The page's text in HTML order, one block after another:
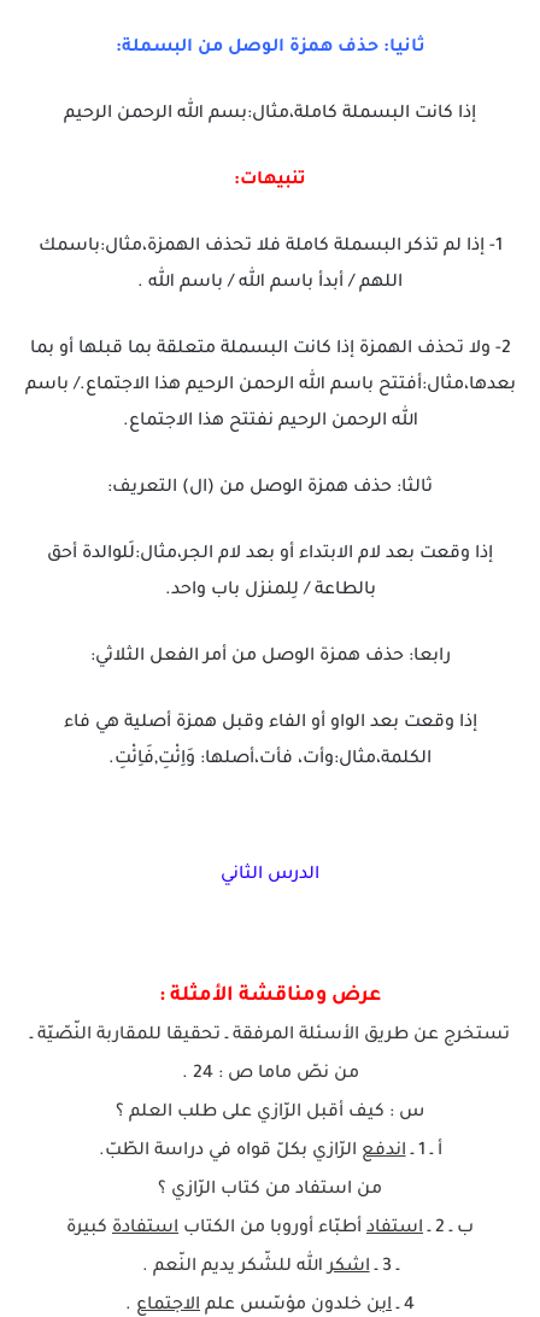
ثانيا: حذف همزة الوصل من البسملة:
إذا كانت البسملة كاملة،مثال:بسم الله الرحمن الرحيم
تنبيهات:
1- إذا لم تذكر البسملة كاملة فلا تحذف الهمزة،مثال:باسمك
اللهم / أبدأ باسم الله / باسم الله .
2- ولا تحذف الهمزة إذا كانت البسملة متعلقة بما قبلها أو بما
بعدها،مثال:أفتتح باسم الله الرحمن الرحيم هذا الاجتماع./ باسم
الله الرحمن الرحيم نفتتح هذا الاجتماع.
ثالثا: حذف همزة الوصل من (ال) التعريف:
إذا وقعت بعد لام الابتداء أو بعد لام الجر،مثال:لَلوالدة أحق
بالطاعة / لِلمنزل باب واحد.
رابعا: حذف همزة الوصل من أمر الفعل الثلاثي:
إذا وقعت بعد الواو أو الفاء وقبل همزة أصلية هي فاء
الكلمة،مثال:وأت، فأت،أصلها: وَاِئْتِ,فَاِئْتِ.
الدرس الثاني
عرض ومناقشة الأمثلة :
تستخرج عن طريق الأسئلة المرفقة ـ تحقيقا للمقاربة النّصّيّة ـ
من نصّ ماما ص : 24 .
س : كيف أقبل الرّازي على طلب العلم ؟
أ ـ 1 ـ
اندفع الرّازي بكلّ قواه في دراسة الطّبّ.
من استفاد من كتاب الرّازي ؟
ب ـ 2 ـ
استفاد أطبّاء أوروبا من الكتاب استفادة كبيرة
ـ 3 ـ
اشكرالله للشّكر يديم النّعم .
4 ـ
ابن خلدون مؤسّس علم الاجتماع .